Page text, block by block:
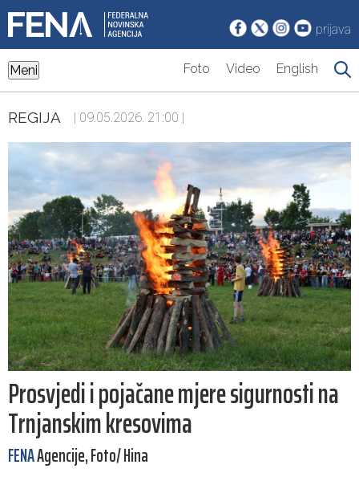
prijava
Meni Foto Video English
REGIJA | 09.05.2026. 21:00 |
Prosvjedi i pojačane mjere sigurnosti na
Trnjanskim kresovima
FENAAgencije, Foto/ Hina